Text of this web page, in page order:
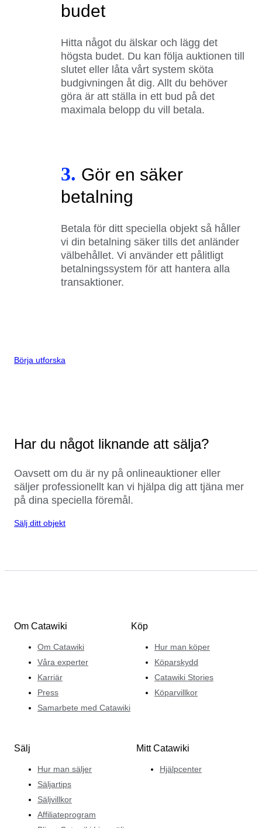
budet
Hitta något du älskar och lägg det
högsta budet. Du kan följa auktionen till
slutet eller låta vårt system sköta
budgivningen åt dig. Allt du behöver
göra är att ställa in ett bud på det
maximala belopp du vill betala.
3. Gör en säker
betalning
Betala för ditt speciella objekt så håller
vi din betalning säker tills det anländer
välbehållet. Vi använder ett pålitligt
betalningssystem för att hantera alla
transaktioner.
Börja utforska
Har du något liknande att sälja?
Oavsett om du är ny på onlineauktioner eller
säljer professionellt kan vi hjälpa dig att tjäna mer
på dina speciella föremål.
Sälj ditt objekt
Om Catawiki
Om Catawiki
Våra experter
Karriär
Press
Samarbete med Catawiki
Köp
Hur man köper
Köparskydd
Catawiki Stories
Köparvillkor
Sälj
Hur man säljer
Säljartips
Säljvillkor
Affiliateprogram
Mitt Catawiki
Hjälpcenter